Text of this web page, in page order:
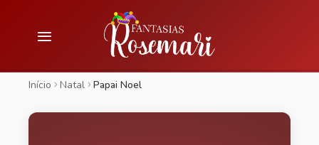
Início Natal Papai Noel